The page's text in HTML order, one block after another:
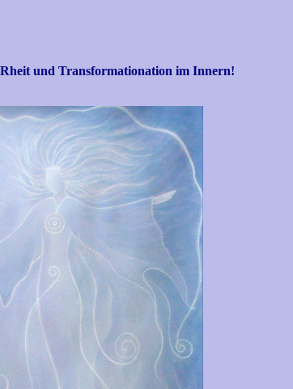
und Transformationation im Innern!